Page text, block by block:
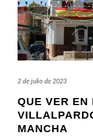
2 de julio de 2023
QUE VER EN
MANCHA